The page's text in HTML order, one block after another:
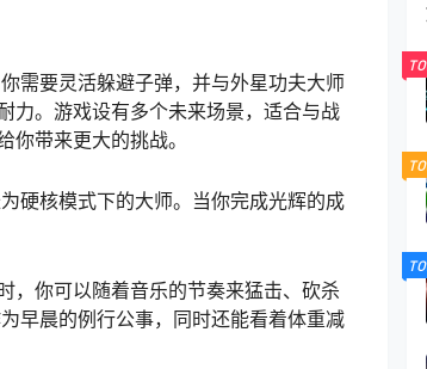
需要灵活躲避子弹，并与外星功夫大师
力。游戏设有多个未来场景，适合与战
带来更大的挑战。
硬核模式下的大师。当你完成光辉的成
，你可以随着音乐的节奏来猛击、砍杀
早晨的例行公事，同时还能看着体重减